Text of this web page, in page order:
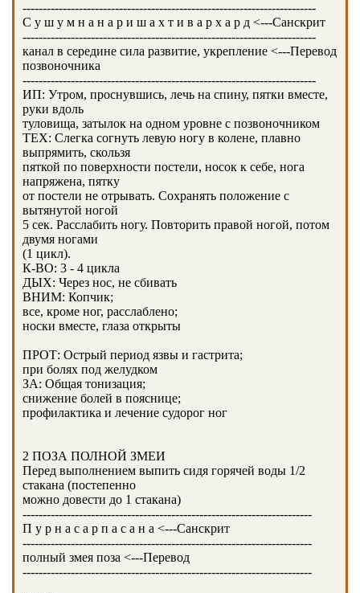
-------------------------------------------------------------------------
C у ш у м н а н а р и ш а х т и в а р х а р д <---Санскрит
-------------------------------------------------------------------------
канал в середине сила развитие, укрепление <---Перевод
позвоночника
-------------------------------------------------------------------------
ИП: Утром, проснувшись, лечь на спину, пятки вместе,
руки вдоль
туловища, затылок на одном уровне с позвоночником
ТЕХ: Слегка согнуть левую ногу в колене, плавно
выпрямить, скользя
пяткой по поверхности постели, носок к себе, нога
напряжена, пятку
от постели не отрывать. Сохранять положение с
вытянутой ногой
5 сек. Расслабить ногу. Повторить правой ногой, потом
двумя ногами
(1 цикл).
К-ВО: 3 - 4 цикла
ДЫХ: Через нос, не сбивать
ВНИМ: Копчик;
все, кроме ног, расслаблено;
носки вместе, глаза открыты
ПРОТ: Острый период язвы и гастрита;
при болях под желудком
ЗА: Общая тонизация;
снижение болей в пояснице;
профилактика и лечение судорог ног
2 ПОЗА ПОЛНОЙ ЗМЕИ
Перед выполнением выпить сидя горячей воды 1/2
стакана (постепенно
можно довести до 1 стакана)
------------------------------------------------------------------------
П у р н а с а р п а с а н а <---Санскрит
------------------------------------------------------------------------
полный змея поза <---Перевод
------------------------------------------------------------------------